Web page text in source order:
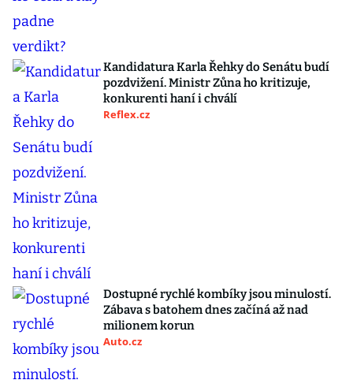
Kandidatura Karla Řehky do Senátu budí
pozdvižení. Ministr Zůna ho kritizuje,
konkurenti haní i chválí
Reflex.cz
Dostupné rychlé kombíky jsou minulostí.
Zábava s batohem dnes začíná až nad
milionem korun
Auto.cz